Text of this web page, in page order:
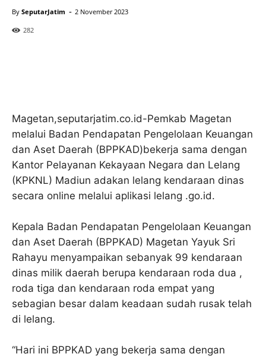
By SeputarJatim - 2 November 2023
282
Magetan,seputarjatim.co.id-Pemkab Magetan
melalui Badan Pendapatan Pengelolaan Keuangan
dan Aset Daerah (BPPKAD)bekerja sama dengan
Kantor Pelayanan Kekayaan Negara dan Lelang
(KPKNL) Madiun adakan lelang kendaraan dinas
secara online melalui aplikasi lelang .go.id.
Kepala Badan Pendapatan Pengelolaan Keuangan
dan Aset Daerah (BPPKAD) Magetan Yayuk Sri
Rahayu menyampaikan sebanyak 99 kendaraan
dinas milik daerah berupa kendaraan roda dua ,
roda tiga dan kendaraan roda empat yang
sebagian besar dalam keadaan sudah rusak telah
di lelang.
“Hari ini BPPKAD yang bekerja sama dengan